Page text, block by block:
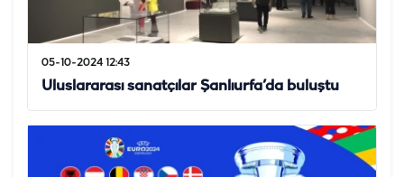
05-10-2024 12:43
Uluslararası sanatçılar Şanlıurfa’da buluştu